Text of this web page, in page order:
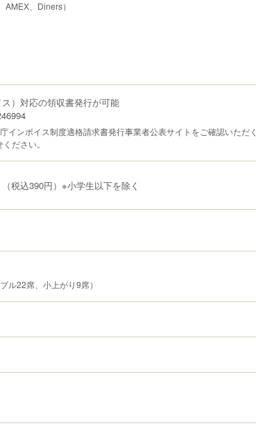
AMEX、Diners）
）対応の領収書発行が可能
インボイス制度適格請求書発行事業者公表サイトをご確認いただく
ださい。
税込390円）※小学生以下を除く
ル22席、小上がり9席）